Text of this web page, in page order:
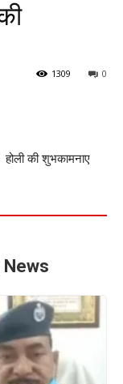
0
1309
की शुभकामनाए